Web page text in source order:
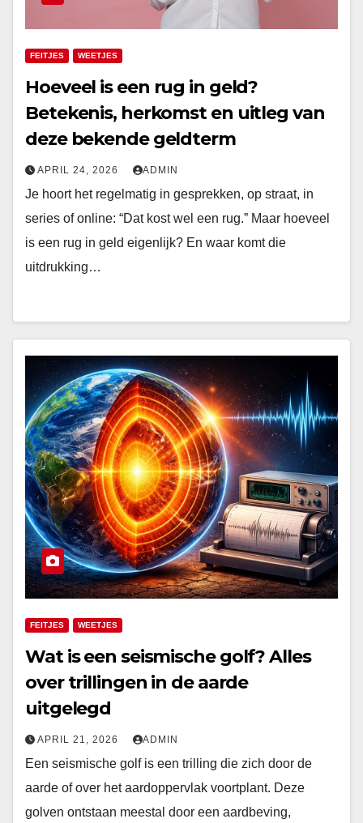
FEITJES WEETJES
Hoeveel is een rug in geld?
Betekenis, herkomst en uitleg van
deze bekende geldterm
APRIL 24, 2026 ADMIN
Je hoort het regelmatig in gesprekken, op straat, in
series of online: “Dat kost wel een rug.” Maar hoeveel
is een rug in geld eigenlijk? En waar komt die
uitdrukking…
FEITJES WEETJES
Wat is een seismische golf? Alles
over trillingen in de aarde
uitgelegd
APRIL 21, 2026 ADMIN
Een seismische golf is een trilling die zich door de
aarde of over het aardoppervlak voortplant. Deze
golven ontstaan meestal door een aardbeving,